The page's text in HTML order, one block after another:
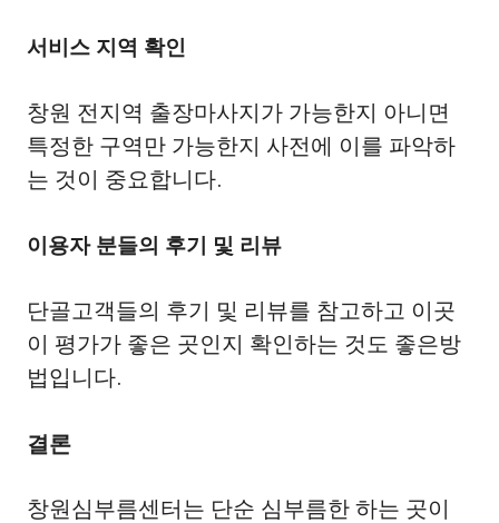
서비스 지역 확인
창원 전지역 출장마사지가 가능한지 아니면
특정한 구역만 가능한지 사전에 이를 파악하
는 것이 중요합니다.
이용자 분들의 후기 및 리뷰
단골고객들의 후기 및 리뷰를 참고하고 이곳
이 평가가 좋은 곳인지 확인하는 것도 좋은방
법입니다.
결론
창원심부름센터는 단순 심부름한 하는 곳이